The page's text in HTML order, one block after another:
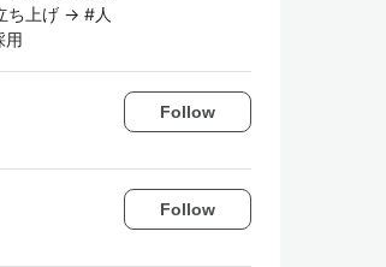
ち上げ → #人
用
Follow
Follow